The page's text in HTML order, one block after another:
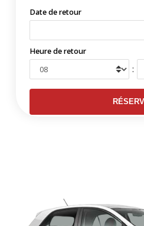
Date de retour
Heure de retour
: